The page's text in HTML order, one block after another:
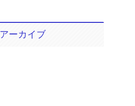
アーカイブ